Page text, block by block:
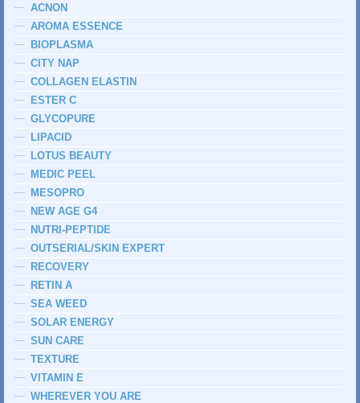
ACNON
AROMA ESSENCE
BIOPLASMA
CITY NAP
COLLAGEN ELASTIN
ESTER C
GLYCOPURE
LIPACID
LOTUS BEAUTY
MEDIC PEEL
MESOPRO
NEW AGE G4
NUTRI-PEPTIDE
OUTSERIAL/SKIN EXPERT
RECOVERY
RETIN A
SEA WEED
SOLAR ENERGY
SUN CARE
TEXTURE
VITAMIN E
WHEREVER YOU ARE